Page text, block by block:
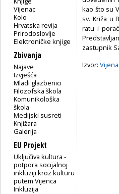
Vijenac
Kolo
Hrvatska revija
Prirodoslovlje
Elektroničke knjige
Zbivanja
Najave
Izvješća
Mladi glazbenici
Filozofska škola
Komunikološka
škola
Medijski susreti
Knjižara
Galerija
EU Projekt
Uključiva kultura -
potpora socijalnoj
inkluziji kroz kulturu
putem Vijenca
Inkluzija
kao što su
sv. Križa u
ratu i
zastupnik
Izvor: